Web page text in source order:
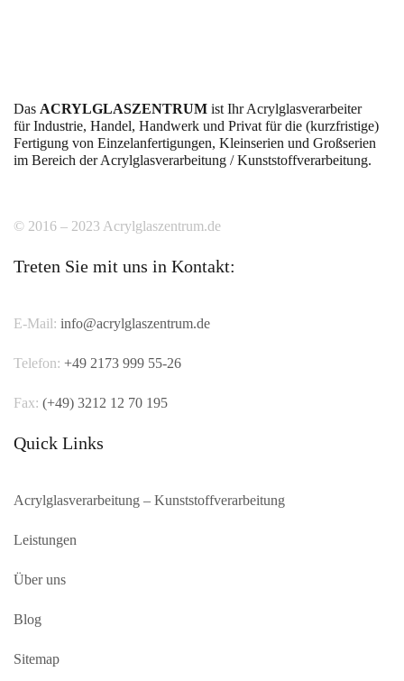
Das ACRYLGLASZENTRUM ist Ihr Acrylglasverarbeiter
für Industrie, Handel, Handwerk und Privat für die (kurzfristige)
Fertigung von Einzelanfertigungen, Kleinserien und Großserien
im Bereich der Acrylglasverarbeitung / Kunststoffverarbeitung.
© 2016 – 2023 Acrylglaszentrum.de
Treten Sie mit uns in Kontakt:
E-Mail: info@acrylglaszentrum.de
Telefon: +49 2173 999 55-26
Fax: (+49) 3212 12 70 195
Quick Links
Acrylglasverarbeitung – Kunststoffverarbeitung
Leistungen
Über uns
Blog
Sitemap